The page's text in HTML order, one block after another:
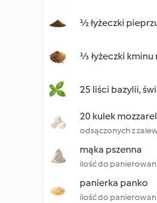
½ łyżeczki
⅓ łyżeczki kminu
25 liści bazylii,
20 kulek
odsączonych z
mąka pszenna
ilość do
panierka panko
ilość do